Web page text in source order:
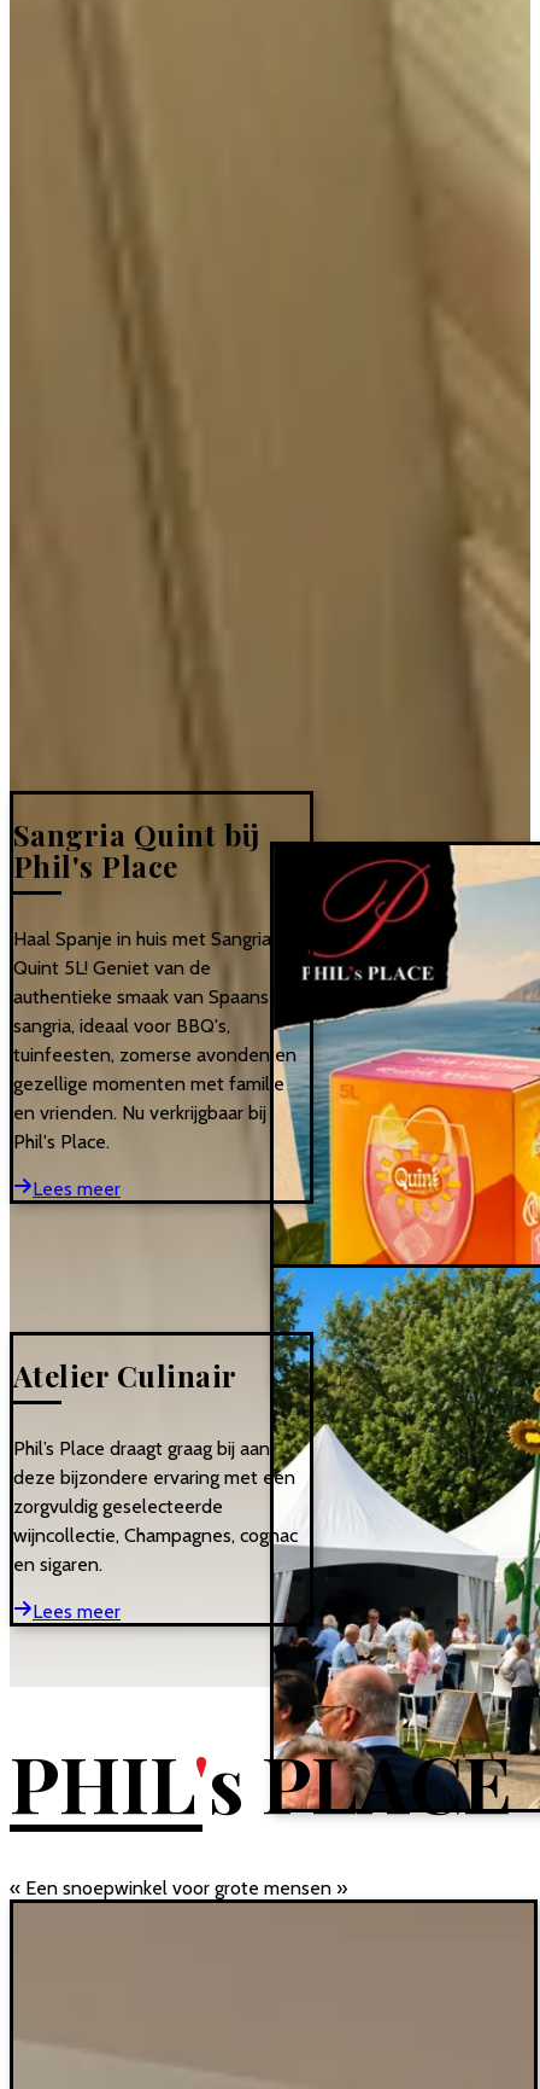
Sangria Quint bij
Phil's Place
Haal Spanje in huis met Sangria
Quint 5L! Geniet van de
authentieke smaak van Spaanse
sangria, ideaal voor BBQ's,
tuinfeesten, zomerse avonden en
gezellige momenten met familie
en vrienden. Nu verkrijgbaar bij
Phil's Place.
Lees meer
Atelier Culinair
Phil’s Place draagt graag bij aan
deze bijzondere ervaring met een
zorgvuldig geselecteerde
wijncollectie, Champagnes, cognac
en sigaren.
Lees meer
PHIL's PLACE
Een snoepwinkel voor grote mensen